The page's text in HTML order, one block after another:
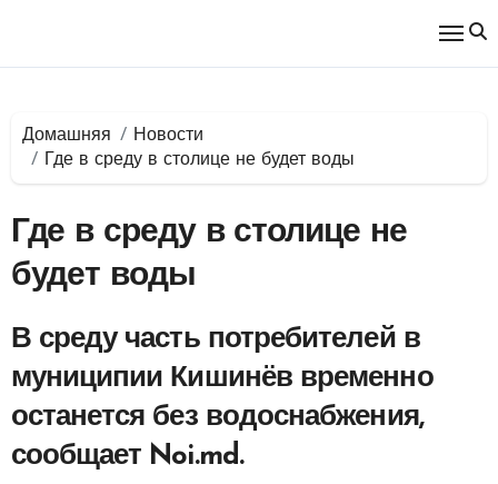
Домашняя
Новости
Где в среду в столице не будет воды
Где в среду в столице не
будет воды
В среду часть потребителей в
муниципии Кишинёв временно
останется без водоснабжения,
сообщает Noi.md.